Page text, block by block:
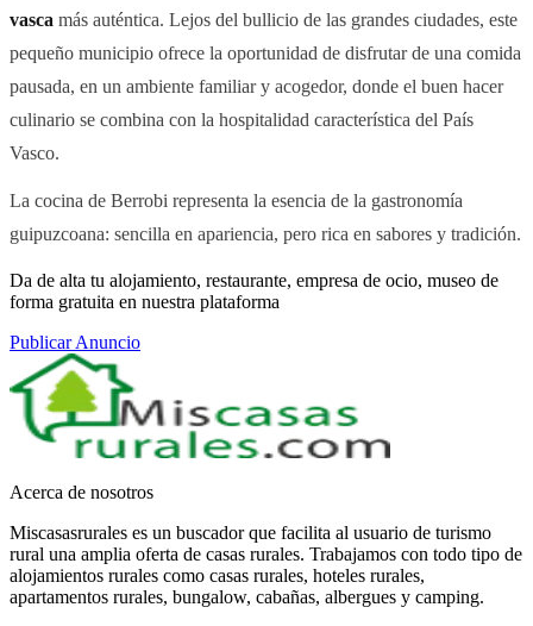
vasca más auténtica. Lejos del bullicio de las grandes ciudades, este
pequeño municipio ofrece la oportunidad de disfrutar de una comida
pausada, en un ambiente familiar y acogedor, donde el buen hacer
culinario se combina con la hospitalidad característica del País
Vasco.
La cocina de Berrobi representa la esencia de la gastronomía
guipuzcoana: sencilla en apariencia, pero rica en sabores y tradición.
Da de alta tu alojamiento, restaurante, empresa de ocio, museo de
forma gratuita en nuestra plataforma
Publicar Anuncio
Acerca de nosotros
Miscasasrurales es un buscador que facilita al usuario de turismo
rural una amplia oferta de casas rurales. Trabajamos con todo tipo de
alojamientos rurales como casas rurales, hoteles rurales,
apartamentos rurales, bungalow, cabañas, albergues y camping.